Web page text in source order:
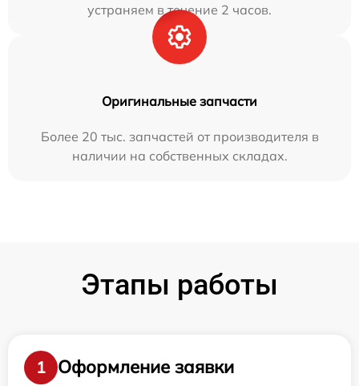
устраняем в течение 2 часов.
Оригинальные запчасти
Более 20 тыс. запчастей от производителя в
наличии на собственных складах.
Этапы работы
1
Оформление заявки